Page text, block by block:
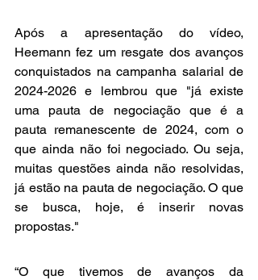
Após a apresentação do vídeo,
Heemann fez um resgate dos avanços
conquistados na campanha salarial de
2024-2026 e lembrou que "já existe
uma pauta de negociação que é a
pauta remanescente de 2024, com o
que ainda não foi negociado. Ou seja,
muitas questões ainda não resolvidas,
já estão na pauta de negociação. O que
se busca, hoje, é inserir novas
propostas."
“O que tivemos de avanços da